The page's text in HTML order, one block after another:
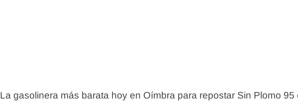
La gasolinera más barata hoy en Oímbra para repostar Sin Plomo